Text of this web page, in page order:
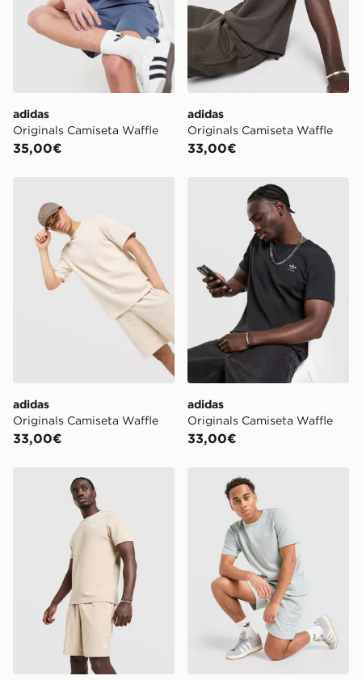
adidas
Originals Camiseta Waffle
35,00€
adidas
Originals Camiseta Waffle
33,00€
adidas
Originals Camiseta Waffle
33,00€
adidas Originals Camiseta
adidas
Originals Camiseta Waffle
33,00€
adidas Originals Camiseta Waffleadidas Originals Camiseta